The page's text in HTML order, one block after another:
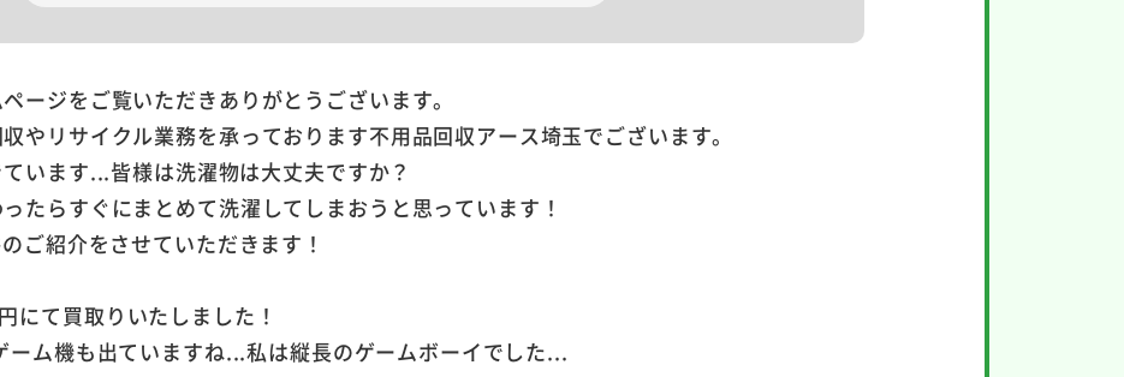
ージをご覧いただきありがとうございます。
やリサイクル業務を承っております不用品回収アース埼玉でございます。
います...皆様は洗濯物は大丈夫ですか？
たらすぐにまとめて洗濯してしまおうと思っています！
ご紹介をさせていただきます！
て買取りいたしました！
ーム機も出ていますね...私は縦長のゲームボーイでした...